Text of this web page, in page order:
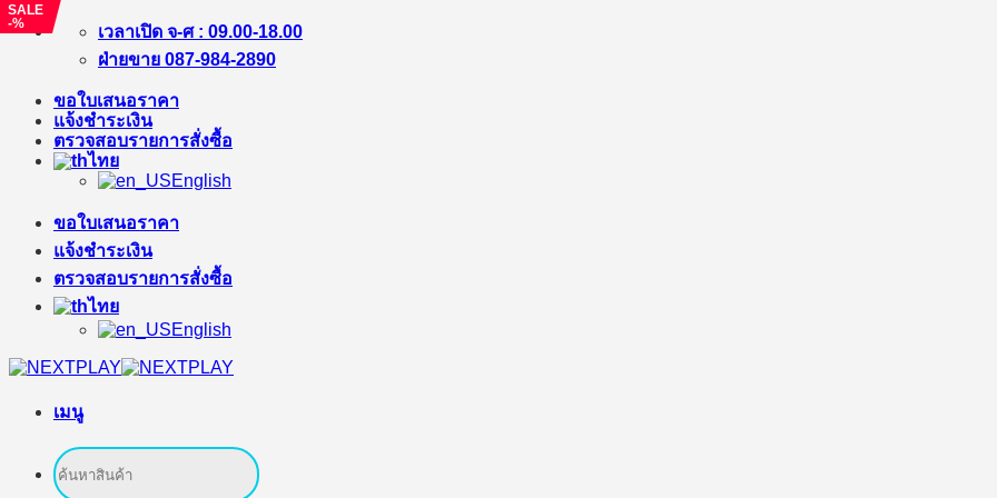
ข้าม
เนื้อหา
เวลาเปิด จ-ศ : 09.00-18.00
ฝ่ายขาย 087-984-2890
ขอใบเสนอราคา
แจ้งชำระเงิน
ตรวจสอบรายการสั่งซื้อ
ไทย
English
ขอใบเสนอราคา
แจ้งชำระเงิน
ตรวจสอบรายการสั่งซื้อ
ไทย
English
เมนู
ค้นหา:
SALE
-%